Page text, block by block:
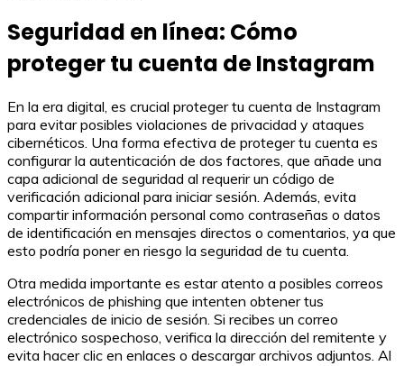
Seguridad en línea: Cómo
proteger tu cuenta de Instagram
En la era digital, es crucial proteger tu cuenta de Instagram
para evitar posibles violaciones de privacidad y ataques
cibernéticos. Una forma efectiva de proteger tu cuenta es
configurar la autenticación de dos factores, que añade una
capa adicional de seguridad al requerir un código de
verificación adicional para iniciar sesión. Además, evita
compartir información personal como contraseñas o datos
de identificación en mensajes directos o comentarios, ya que
esto podría poner en riesgo la seguridad de tu cuenta.
Otra medida importante es estar atento a posibles correos
electrónicos de phishing que intenten obtener tus
credenciales de inicio de sesión. Si recibes un correo
electrónico sospechoso, verifica la dirección del remitente y
evita hacer clic en enlaces o descargar archivos adjuntos. Al